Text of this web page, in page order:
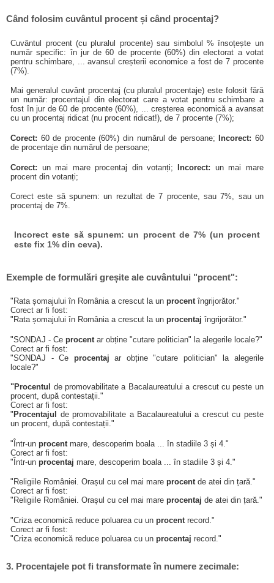
Când folosim cuvântul procent și când procentaj?
Cuvântul procent (cu pluralul procente) sau simbolul % însoțește un
număr specific: în jur de 60 de procente (60%) din electorat a votat
pentru schimbare, ... avansul creșterii economice a fost de 7 procente
(7%).
Mai generalul cuvânt procentaj (cu pluralul procentaje) este folosit fără
un număr: procentajul din electorat care a votat pentru schimbare a
fost în jur de 60 de procente (60%), ... creșterea economică a avansat
cu un procentaj ridicat (nu procent ridicat!), de 7 procente (7%);
Corect: 60 de procente (60%) din numărul de persoane; Incorect: 60
de procentaje din numărul de persoane;
Corect: un mai mare procentaj din votanți;Incorect: un mai mare
procent din votanți;
Corect este să spunem: un rezultat de 7 procente, sau 7%, sau un
procentaj de 7%.
Incorect este să spunem: un procent de 7% (un procent
este fix 1% din ceva).
Exemple de formulări greșite ale cuvântului "procent":
"Rata șomajului în România a crescut la unprocentîngrijorător."
Corect ar fi fost:
"Rata șomajului în România a crescut la unprocentaj îngrijorător."
"SONDAJ - Ceprocent ar obține "cutare politician" la alegerile locale?"
Corect ar fi fost:
"SONDAJ - Ce procentaj ar obține "cutare politician" la alegerile
locale?"
"Procentul
de promovabilitate a Bacalaureatului a crescut cu peste un
procent, după contestații."
Corect ar fi fost:
" Procentajul
de promovabilitate a Bacalaureatului a crescut cu peste
un procent, după contestații."
"Într-unprocent mare, descoperim boala ... în stadiile 3 și 4."
Corect ar fi fost:
"Într-unprocentaj mare, descoperim boala ... în stadiile 3 și 4."
"Religiile României. Orașul cu cel mai mareprocentde atei din țară."
Corect ar fi fost:
"Religiile României. Orașul cu cel mai mareprocentaj de atei din țară."
"Criza economică reduce poluarea cu unprocentrecord."
Corect ar fi fost:
"Criza economică reduce poluarea cu unprocentaj record."
3. Procentajele pot fi transformate în numere zecimale: